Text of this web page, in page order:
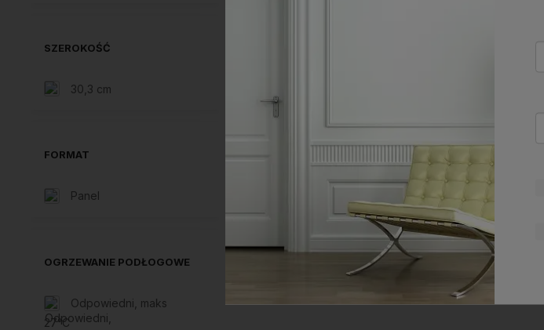
SZEROKOŚĆ
30,3 cm
FORMAT
Panel
OGRZEWANIE PODŁOGOWE
Odpowiedni, maks
27°C